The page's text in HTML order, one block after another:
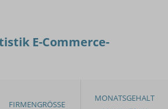
E-Commerce-